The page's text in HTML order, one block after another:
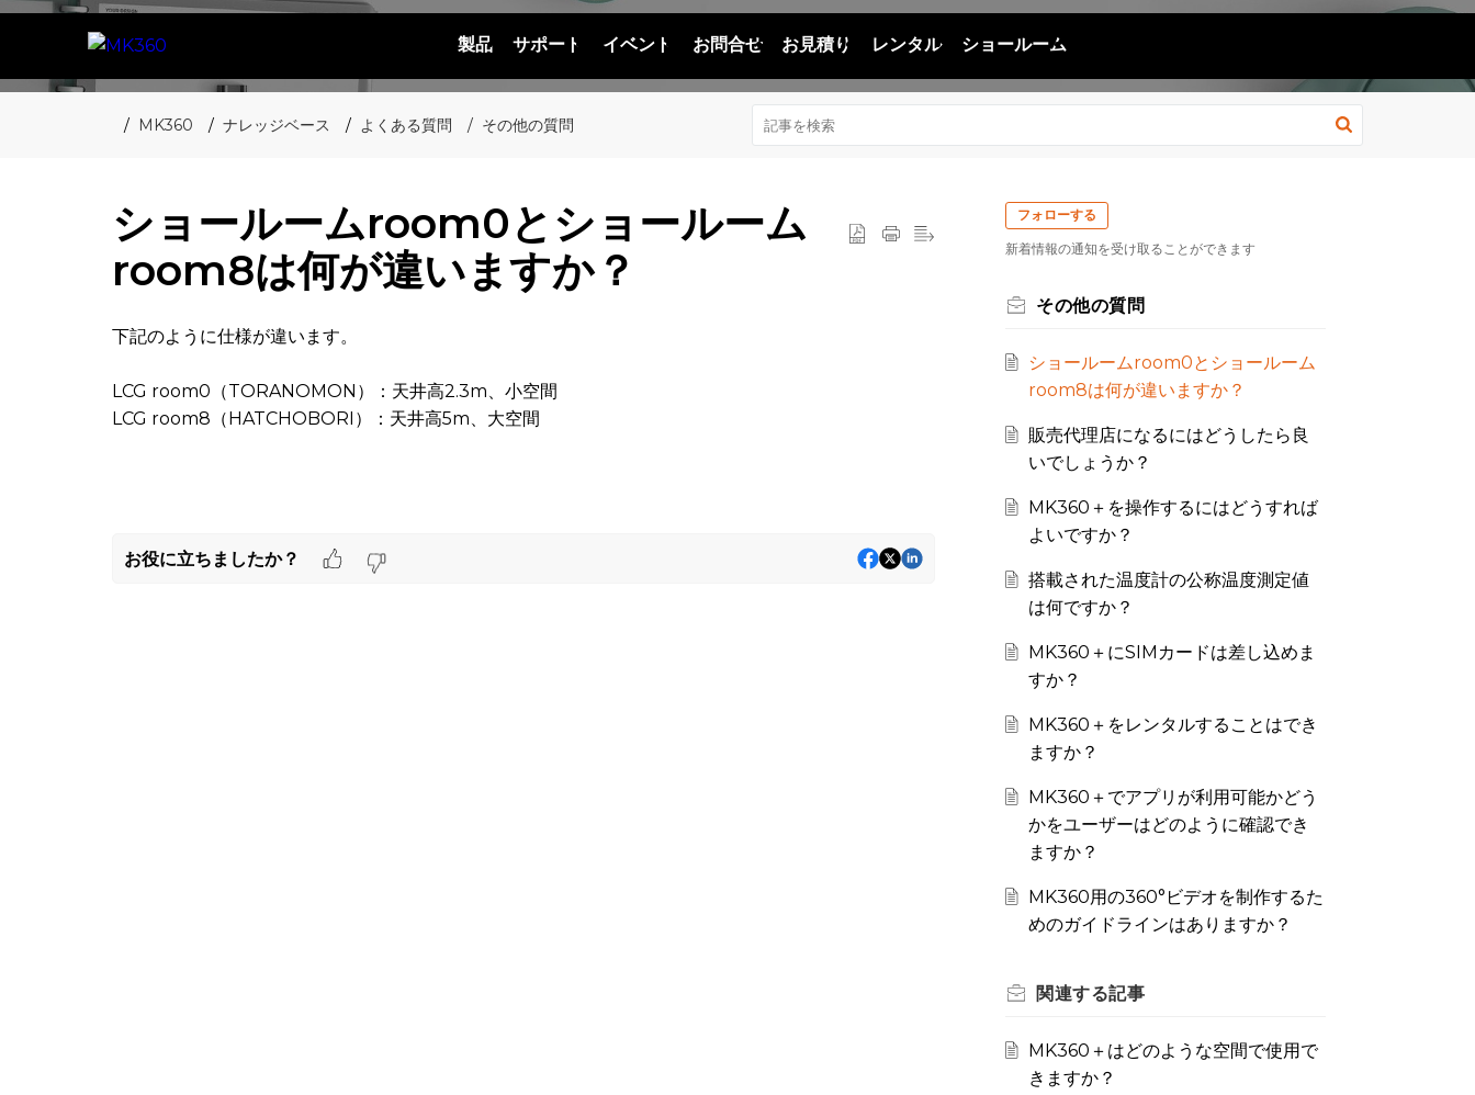
製品 サポート イベント お問合せ お見積り レンタル ショールーム
MK360 ナレッジベース よくある質問 その他の質問
ショールームroom0とショールーム
room8は何が違いますか？
下記のように仕様が違います。
LCG room0（TORANOMON）：天井高2.3m、小空間
LCG room8（HATCHOBORI）：天井高5m、大空間
お役に立ちましたか？
フォローする
新着情報の通知を受け取ることができます
その他の質問
ショールームroom0とショールーム
room8は何が違いますか？
販売代理店になるにはどうしたら良
いでしょうか？
MK360＋を操作するにはどうすれば
よいですか？
搭載された温度計の公称温度測定値
は何ですか？
MK360＋にSIMカードは差し込めま
すか？
MK360＋をレンタルすることはでき
ますか？
MK360＋でアプリが利用可能かどう
かをユーザーはどのように確認でき
ますか？
MK360用の360°ビデオを制作するた
めのガイドラインはありますか？
関連する記事
MK360＋はどのような空間で使用で
きますか？